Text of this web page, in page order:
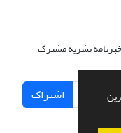
خبرنامه نشریه مشترک
اشتراک